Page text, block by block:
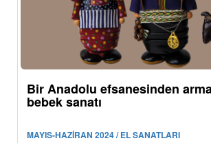
Bir Anadolu efsanesinden
bebek sanatı
MAYIS-HAZİRAN 2024 / EL SANATLARI